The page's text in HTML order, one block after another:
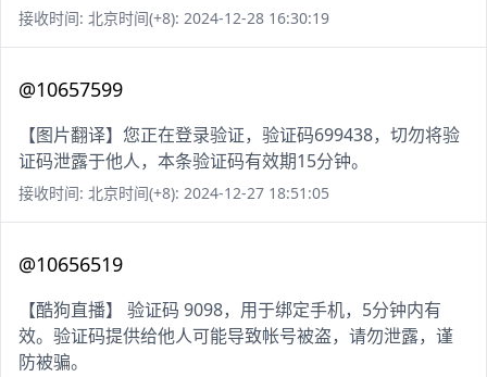
接收时间: 北京时间(+8): 2024-12-28 16:30:19
@10657599
【图片翻译】您正在登录验证，验证码699438，切勿将验
证码泄露于他人，本条验证码有效期15分钟。
接收时间: 北京时间(+8): 2024-12-27 18:51:05
@10656519
【酷狗直播】 验证码 9098，用于绑定手机，5分钟内有
效。验证码提供给他人可能导致帐号被盗，请勿泄露，谨
防被骗。